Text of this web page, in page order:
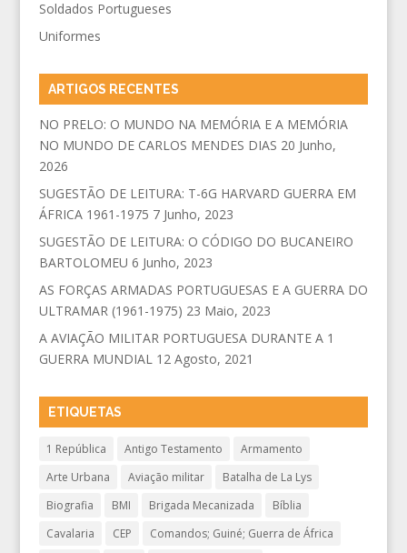
Soldados Portugueses
Uniformes
ARTIGOS RECENTES
NO PRELO: O MUNDO NA MEMÓRIA E A MEMÓRIA
NO MUNDO DE CARLOS MENDES DIAS 20 Junho,
2026
SUGESTÃO DE LEITURA: T-6G HARVARD GUERRA EM
ÁFRICA 1961-1975 7 Junho, 2023
SUGESTÃO DE LEITURA: O CÓDIGO DO BUCANEIRO
BARTOLOMEU 6 Junho, 2023
AS FORÇAS ARMADAS PORTUGUESAS E A GUERRA DO
ULTRAMAR (1961-1975) 23 Maio, 2023
A AVIAÇÃO MILITAR PORTUGUESA DURANTE A 1
GUERRA MUNDIAL 12 Agosto, 2021
ETIQUETAS
1 República Antigo Testamento
Armamento
Arte Urbana
Aviação militar
Batalha de La Lys
Biografia
BMI Brigada Mecanizada
Bíblia
Cavalaria
CEP
Comandos; Guiné; Guerra de África